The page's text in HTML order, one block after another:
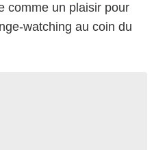
comme un plaisir pour
watching au coin du